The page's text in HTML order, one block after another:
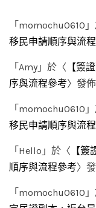
「 momochu0610
移民申請順序與流
「 Amy 」於〈 【簽
序與流程參考〉發
「 momochu0610
移民申請順序與流
「 Hello 」於〈 【
順序與流程參考〉
「 momochu0610